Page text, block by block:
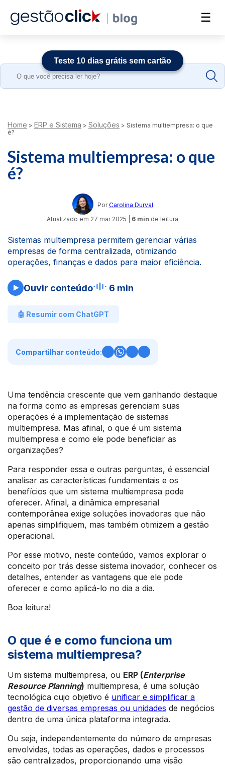
☰
Search
Home > ERP e Sistema > Soluções > Sistema multiempresa: o que
é?
Sistema multiempresa: o que
é?
Por Carolina Durval
Atualizado em 27 mar 2025 6 min de leitura
Sistemas multiempresa permitem gerenciar várias
empresas de forma centralizada, otimizando
operações, finanças e dados para maior eficiência.
Ouvir conteúdo 6 min
🤖 Resumir com ChatGPT
Compartilhar conteúdo:
Uma tendência crescente que vem ganhando destaque
na forma como as empresas gerenciam suas
operações é a implementação de sistemas
multiempresa. Mas afinal, o que é um sistema
multiempresa e como ele pode beneficiar as
organizações?
Para responder essa e outras perguntas, é essencial
analisar as características fundamentais e os
benefícios que um sistema multiempresa pode
oferecer. Afinal, a dinâmica empresarial
contemporânea exige soluções inovadoras que não
apenas simplifiquem, mas também otimizem a gestão
operacional.
Por esse motivo, neste conteúdo, vamos explorar o
conceito por trás desse sistema inovador, conhecer os
detalhes, entender as vantagens que ele pode
oferecer e como aplicá-lo no dia a dia.
Boa leitura!
O que é e como funciona um
sistema multiempresa?
Um sistema multiempresa, ou ERP (Enterprise
Resource Planning) multiempresa, é uma solução
tecnológica cujo objetivo é unificar e simplificar a
gestão de diversas empresas ou unidades de negócios
dentro de uma única plataforma integrada.
Ou seja, independentemente do número de empresas
envolvidas, todas as operações, dados e processos
são centralizados, proporcionando uma visão
Teste 10 dias grátis sem cartão